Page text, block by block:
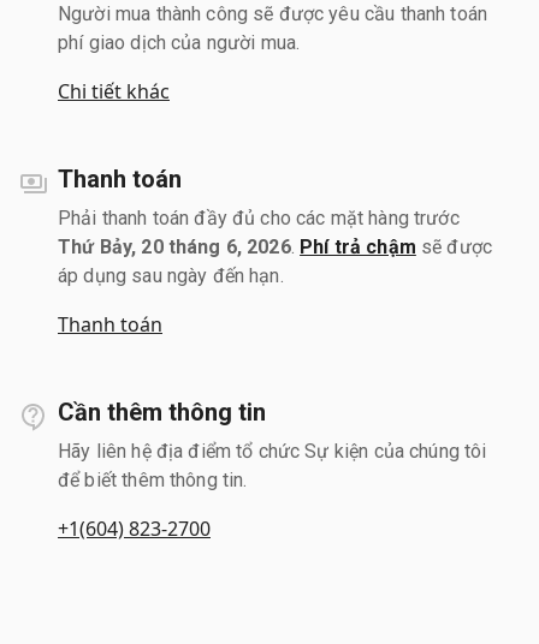
Người mua thành công sẽ được yêu cầu thanh toán
phí giao dịch của người mua.
Chi tiết khác
Thanh toán
Phải thanh toán đầy đủ cho các mặt hàng trước
Thứ Bảy, 20 tháng 6, 2026. Phí trả chậm sẽ được
áp dụng sau ngày đến hạn.
Thanh toán
Cần thêm thông tin
Hãy liên hệ địa điểm tổ chức Sự kiện của chúng tôi
để biết thêm thông tin.
+1(604) 823-2700